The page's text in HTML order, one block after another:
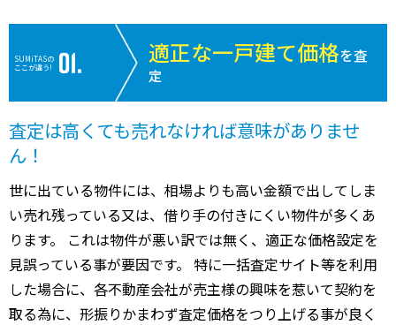
SUMiTASの
ここが違う!
適正な一戸建て価格を査
定
査定は高くても売れなければ意味がありませ
ん！
世に出ている物件には、相場よりも高い金額で出してしま
い売れ残っている又は、借り手の付きにくい物件が多くあ
ります。 これは物件が悪い訳では無く、適正な価格設定を
見誤っている事が要因です。 特に一括査定サイト等を利用
した場合に、各不動産会社が売主様の興味を惹いて契約を
取る為に、形振りかまわず査定価格をつり上げる事が良く